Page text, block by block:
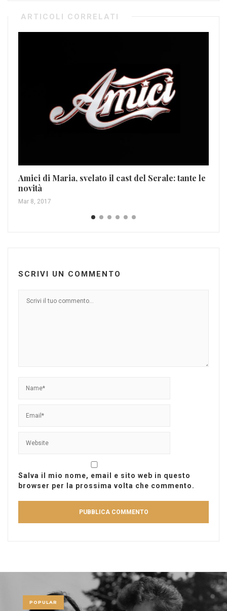
ARTICOLI CORRELATI
Amici di Maria, svelato il cast del Serale: tante le
novità
Mar 8, 2017
SCRIVI UN COMMENTO
Salva il mio nome, email e sito web in questo
browser per la prossima volta che commento.
POPULAR